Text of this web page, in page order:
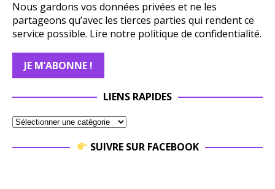
Nous gardons vos données privées et ne les
partageons qu’avec les tierces parties qui rendent ce
service possible. Lire notre politique de confidentialité.
LIENS RAPIDES
SUIVRE SUR FACEBOOK